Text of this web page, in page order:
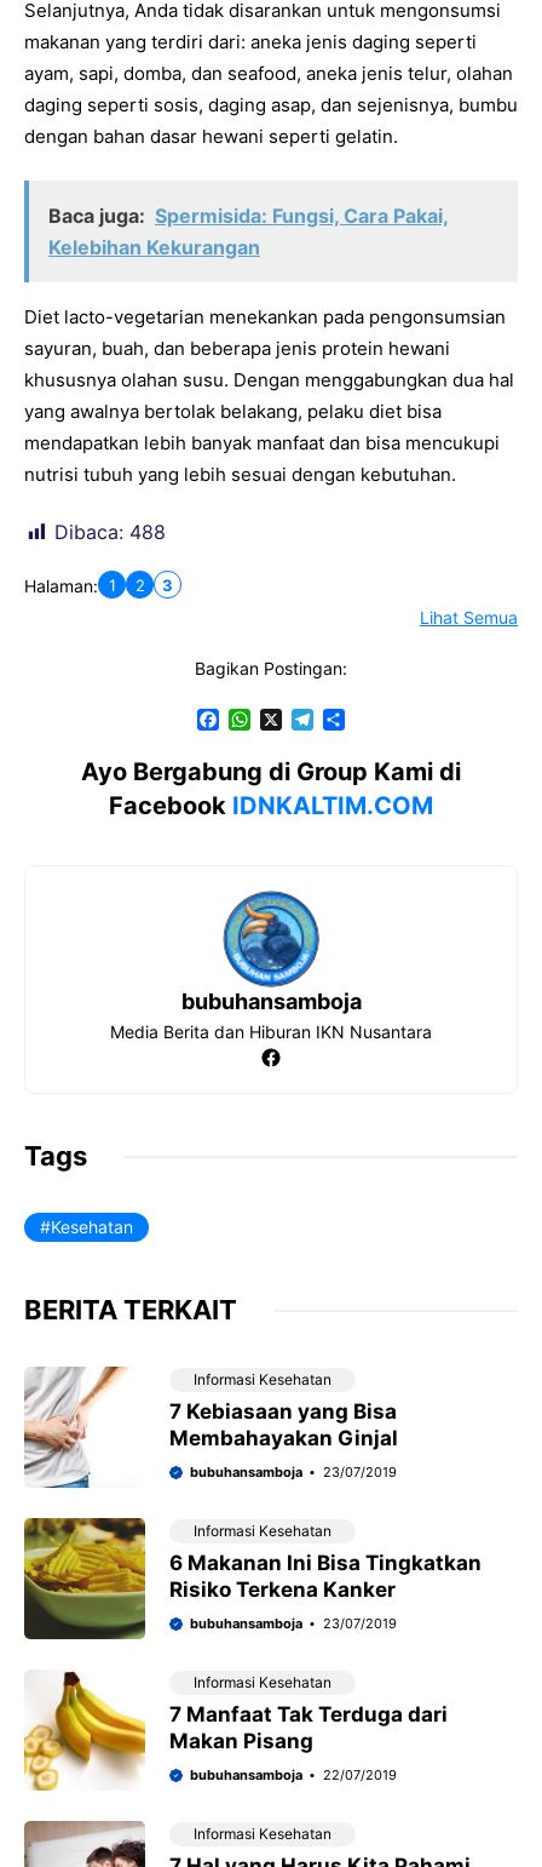
Selanjutnya, Anda tidak disarankan untuk mengonsumsi
makanan yang terdiri dari: aneka jenis daging seperti
ayam, sapi, domba, dan seafood, aneka jenis telur, olahan
daging seperti sosis, daging asap, dan sejenisnya, bumbu
dengan bahan dasar hewani seperti gelatin.
Baca juga: Spermisida: Fungsi, Cara Pakai,
Kelebihan Kekurangan
Diet lacto-vegetarian menekankan pada pengonsumsian
sayuran, buah, dan beberapa jenis protein hewani
khususnya olahan susu. Dengan menggabungkan dua hal
yang awalnya bertolak belakang, pelaku diet bisa
mendapatkan lebih banyak manfaat dan bisa mencukupi
nutrisi tubuh yang lebih sesuai dengan kebutuhan.
Dibaca: 488
Halaman: 1 2 3
Lihat Semua
Bagikan Postingan:
F
c
e
b
W
a
t
s
X
T
l
e
g
a
r
e
Ayo Bergabung di Group Kami di
Facebook IDNKALTIM.COM
bubuhansamboja
Media Berita dan Hiburan IKN Nusantara
Facebook
Tags
Kesehatan
BERITA TERKAIT
Informasi Kesehatan
7 Kebiasaan yang Bisa
Membahayakan Ginjal
bubuhansamboja 23/07/2019
Informasi Kesehatan
6 Makanan Ini Bisa Tingkatkan
Risiko Terkena Kanker
bubuhansamboja 23/07/2019
Informasi Kesehatan
7 Manfaat Tak Terduga dari
Makan Pisang
bubuhansamboja 22/07/2019
Informasi Kesehatan